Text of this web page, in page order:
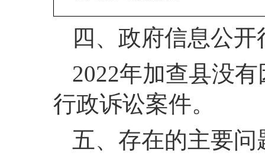
四、政府信息公
2022年加查县没
行政诉讼案件。
五、存在的主要